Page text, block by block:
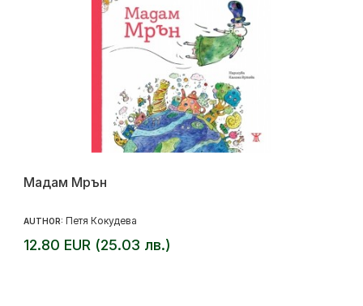
Мадам Мрън
AUTHOR: Петя Кокудева
12.80 EUR (25.03 лв.)